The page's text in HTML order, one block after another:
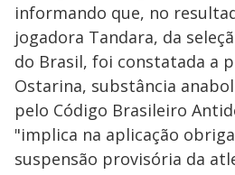
informando que, no
jogadora Tandara, da
do Brasil, foi constatada a
Ostarina, substância
pelo Código Brasileiro
"implica na aplicação
suspensão provisória da